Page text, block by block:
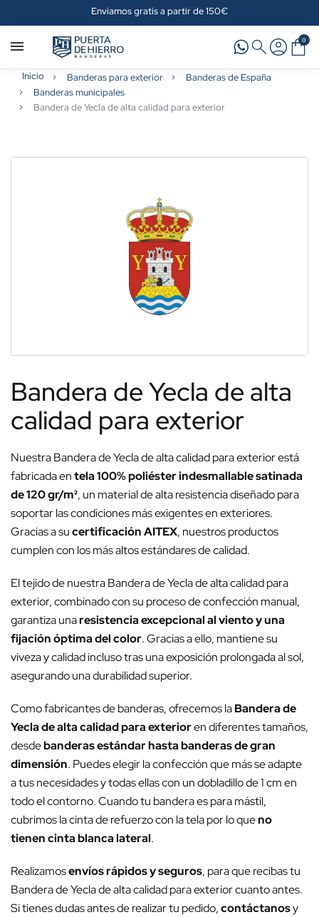
Enviamos gratis a partir de 150€
0
Inicio Banderas para exterior
Banderas de España
Banderas municipales
Bandera de Yecla de alta calidad para exterior
Bandera de Yecla de alta
calidad para exterior
Nuestra Bandera de Yecla de alta calidad para exterior está
fabricada entela 100% poliéster indesmallable satinada
de 120 gr/m², un material de alta resistencia diseñado para
soportar las condiciones más exigentes en exteriores.
Gracias a sucertificación AITEX, nuestros productos
cumplen con los más altos estándares de calidad.
El tejido de nuestra Bandera de Yecla de alta calidad para
exterior, combinado con su proceso de confección manual,
garantiza unaresistencia excepcional al viento y una
fijación óptima del color. Gracias a ello, mantiene su
viveza y calidad incluso tras una exposición prolongada al sol,
asegurando una durabilidad superior.
Como fabricantes de banderas, ofrecemos laBandera de
Yecla de alta calidad para exterioren diferentes tamaños,
desdebanderas estándar hasta banderas de gran
dimensión. Puedes elegir la confección que más se adapte
a tus necesidades y todas ellas con un dobladillo de 1 cm en
todo el contorno. Cuando tu bandera es para mástil,
cubrimos la cinta de refuerzo con la tela por lo queno
tienen cinta blanca lateral.
Realizamosenvíos rápidos y seguros, para que recibas tu
Bandera de Yecla de alta calidad para exterior cuanto antes.
Si tienes dudas antes de realizar tu pedido,contáctanosy